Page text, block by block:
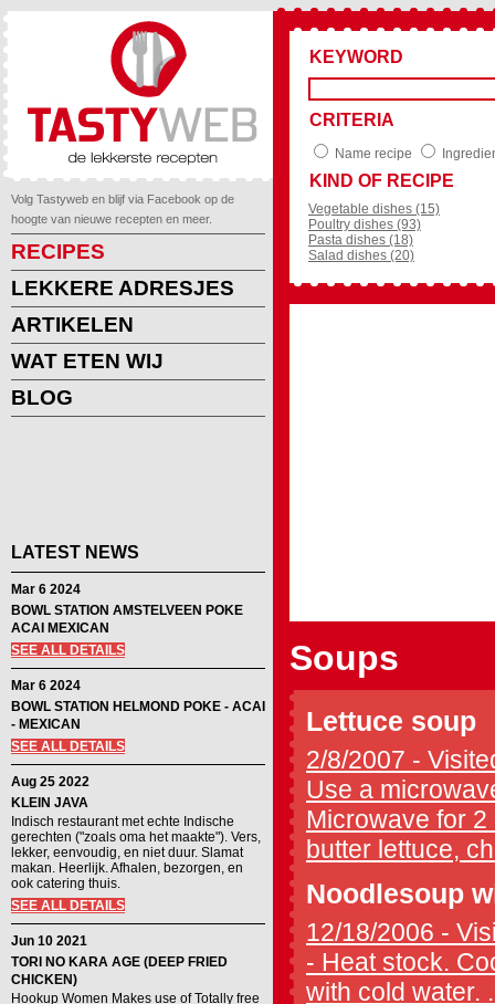
Volg Tastyweb en blijf via Facebook op de
hoogte van nieuwe recepten en meer.
RECIPES
LEKKERE ADRESJES
ARTIKELEN
WAT ETEN WIJ
BLOG
LATEST NEWS
Mar 6 2024
BOWL STATION AMSTELVEEN POKE
ACAI MEXICAN
SEE ALL DETAILS
Mar 6 2024
BOWL STATION HELMOND POKE - ACAI
- MEXICAN
SEE ALL DETAILS
Aug 25 2022
KLEIN JAVA
Indisch restaurant met echte Indische
gerechten ("zoals oma het maakte"). Vers,
lekker, eenvoudig, en niet duur. Slamat
makan. Heerlijk. Afhalen, bezorgen, en
ook catering thuis.
SEE ALL DETAILS
Jun 10 2021
TORI NO KARA AGE (DEEP FRIED
CHICKEN)
Hookup Women Makes use of Totally free
KEYWORD
CRITERIA
Name recipe
KIND OF RECIPE
Vegetable dishes (15)
Poultry dishes (93)
Pasta dishes (18)
Salad dishes (20)
Soups
Lettuce soup
2/8/2007 -
Use a
Microwave for
butter lettuce,
Noodlesoup
12/18/2006 -
- Heat stock.
with cold water.